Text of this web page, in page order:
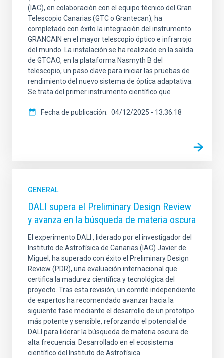
(IAC), en colaboración con el equipo técnico del Gran
Telescopio Canarias (GTC o Grantecan), ha
completado con éxito la integración del instrumento
GRANCAIN en el mayor telescopio óptico e infrarrojo
del mundo. La instalación se ha realizado en la salida
de GTCAO, en la plataforma Nasmyth B del
telescopio, un paso clave para iniciar las pruebas de
rendimiento del nuevo sistema de óptica adaptativa.
Se trata del primer instrumento científico que
Fecha de publicación 04/12/2025 - 13:36:18
GENERAL
DALI supera el Preliminary Design Review
y avanza en la búsqueda de materia oscura
El experimento DALI , liderado por el investigador del
Instituto de Astrofísica de Canarias (IAC) Javier de
Miguel, ha superado con éxito el Preliminary Design
Review (PDR), una evaluación internacional que
certifica la madurez científica y tecnológica del
proyecto. Tras esta revisión, un comité independiente
de expertos ha recomendado avanzar hacia la
siguiente fase mediante el desarrollo de un prototipo
más potente y sensible, reforzando el potencial de
DALI para liderar la búsqueda de materia oscura de
alta frecuencia. Desarrollado en el ecosistema
científico del Instituto de Astrofísica